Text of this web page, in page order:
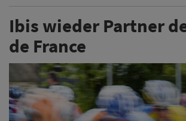
Ibis wieder Partner
de France